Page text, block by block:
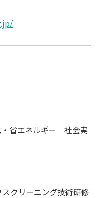
・省エネルギー 社会実
クリーニング技術研修